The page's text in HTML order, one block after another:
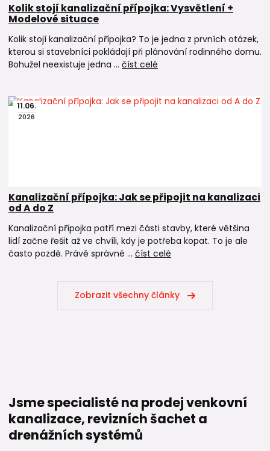
Kolik stojí kanalizační přípojka: Vysvětlení +
Modelové situace
Kolik stojí kanalizační přípojka? To je jedna z prvních otázek,
kterou si stavebníci pokládají při plánování rodinného domu.
Bohužel neexistuje jedna ... číst celé
11.06.
2026
Kanalizační přípojka: Jak se připojit na kanalizaci
od A do Z
Kanalizační přípojka patří mezi části stavby, které většina
lidí začne řešit až ve chvíli, kdy je potřeba kopat. To je ale
často pozdě. Právě správné ... číst celé
Zobrazit všechny články
Jsme specialisté na prodej venkovní
kanalizace, revizních šachet a
drenážních systémů